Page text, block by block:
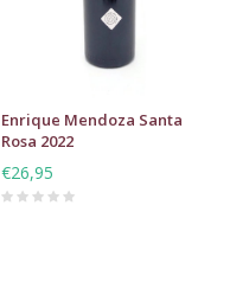
Enrique Mendoza Santa
Rosa 2022
€26,95